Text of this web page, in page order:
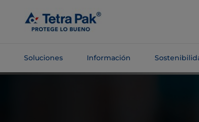
contenido
principal
Soluciones Información